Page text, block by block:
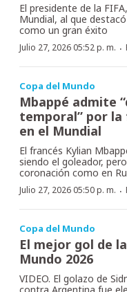
El presidente de la
Mundial, al que
como un gran éxito
Julio 27, 2026 05:52 p. m. ·
Copa del Mundo
Mbappé admite
temporal” por
en el Mundial
El francés Kylian
siendo el goleador,
coronación como en
Julio 27, 2026 05:50 p. m. ·
Copa del Mundo
El mejor gol de
Mundo 2026
VIDEO. El golazo de